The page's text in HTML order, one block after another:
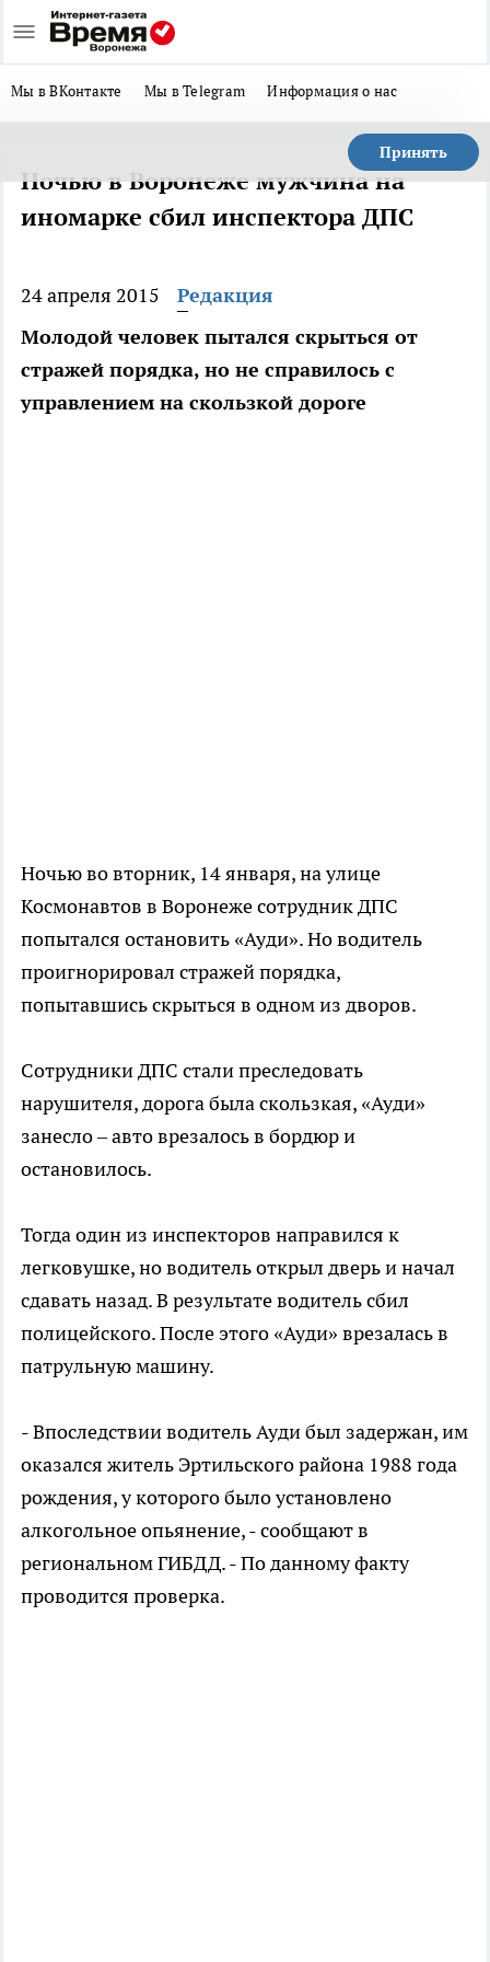
Мы в ВКонтакте Мы в Telegram Информация о нас
Принять
Ночью в Воронеже мужчина на
иномарке сбил инспектора ДПС
24 апреля 2015
Редакция
Молодой человек пытался скрыться от
стражей порядка, но не справилось с
управлением на скользкой дороге
Ночью во вторник, 14 января, на улице
Космонавтов в Воронеже сотрудник ДПС
попытался остановить «Ауди». Но водитель
проигнорировал стражей порядка,
попытавшись скрыться в одном из дворов.
Сотрудники ДПС стали преследовать
нарушителя, дорога была скользкая, «Ауди»
занесло – авто врезалось в бордюр и
остановилось.
Тогда один из инспекторов направился к
легковушке, но водитель открыл дверь и начал
сдавать назад. В результате водитель сбил
полицейского. После этого «Ауди» врезалась в
патрульную машину.
- Впоследствии водитель Ауди был задержан, им
оказался житель Эртильского района 1988 года
рождения, у которого было установлено
алкогольное опьянение, - сообщают в
региональном ГИБДД. - По данному факту
проводится проверка.